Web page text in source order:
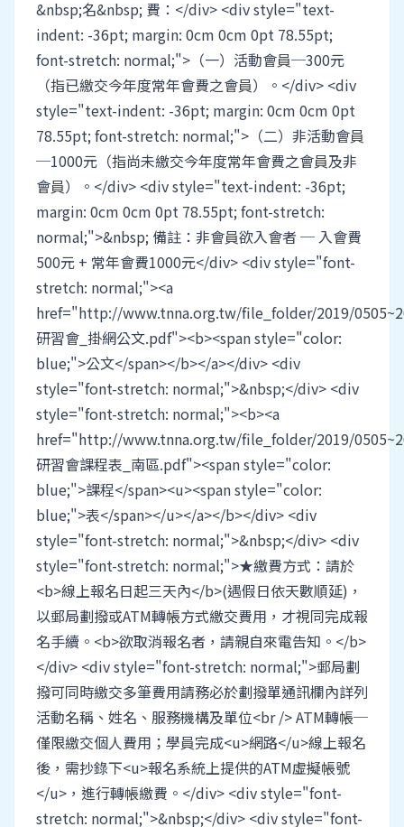
&nbsp;名&nbsp; 費：</div> <div style="text-
indent: -36pt; margin: 0cm 0cm 0pt 78.55pt;
font-stretch: normal;">（一）活動會員─300元
（指已繳交今年度常年會費之會員）。</div> <div
style="text-indent: -36pt; margin: 0cm 0cm 0pt
78.55pt; font-stretch: normal;">（二）非活動會員
─1000元（指尚未繳交今年度常年會費之會員及非
會員）。</div> <div style="text-indent: -36pt;
margin: 0cm 0cm 0pt 78.55pt; font-stretch:
normal;">&nbsp; 備註：非會員欲入會者 ─ 入會費
500元 + 常年會費1000元</div> <div style="font-
stretch: normal;"><a
href="http://www.tnna.org.tw/file_folder/2019/
研習會_掛網公文.pdf"><b><span style="color:
blue;">公文</span></b></a></div> <div
style="font-stretch: normal;">&nbsp;</div> <div
style="font-stretch: normal;"><b><a
href="http://www.tnna.org.tw/file_folder/2019/
研習會課程表_南區.pdf"><span style="color:
blue;">課程</span><u><span style="color:
blue;">表</span></u></a></b></div> <div
style="font-stretch: normal;">&nbsp;</div> <div
style="font-stretch: normal;">★繳費方式：請於
<b>線上報名日起三天內</b>(遇假日依天數順延)，
以郵局劃撥或ATM轉帳方式繳交費用，才視同完成報
名手續。<b>欲取消報名者，請親自來電告知。</b>
</div> <div style="font-stretch: normal;">郵局劃
撥可同時繳交多筆費用請務必於劃撥單通訊欄內詳列
活動名稱、姓名、服務機構及單位<br /> ATM轉帳─
僅限繳交個人費用；學員完成<u>網路</u>線上報名
後，需抄錄下<u>報名系統上提供的ATM虛擬帳號
</u>，進行轉帳繳費。</div> <div style="font-
stretch: normal;">&nbsp;</div> <div style="font-